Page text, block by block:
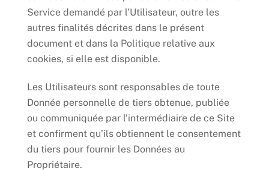
Service demandé par l’Utilisateur, outre les
autres finalités décrites dans le présent
document et dans la Politique relative aux
cookies, si elle est disponible.
Les Utilisateurs sont responsables de toute
Donnée personnelle de tiers obtenue, publiée
ou communiquée par l’intermédiaire de ce Site
et confirment qu’ils obtiennent le consentement
du tiers pour fournir les Données au
Propriétaire.